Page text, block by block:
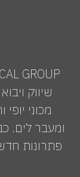
שיווק
מכוני
ומעבר לים.
פתרונות